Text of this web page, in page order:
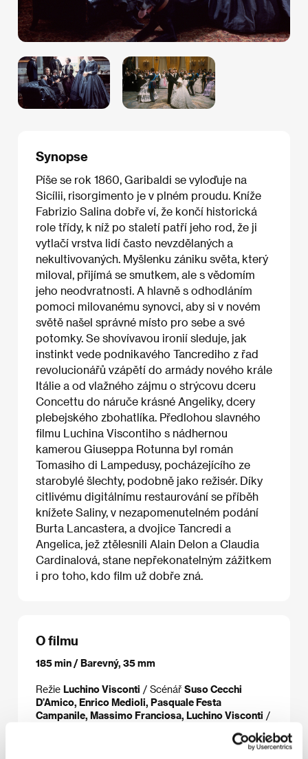
Synopse
Píše se rok 1860, Garibaldi se vyloďuje na
Sicílii, risorgimento je v plném proudu. Kníže
Fabrizio Salina dobře ví, že končí historická
role třídy, k níž po staletí patří jeho rod, že ji
vytlačí vrstva lidí často nevzdělaných a
nekultivovaných. Myšlenku zániku světa, který
miloval, přijímá se smutkem, ale s vědomím
jeho neodvratnosti. A hlavně s odhodláním
pomoci milovanému synovci, aby si v novém
světě našel správné místo pro sebe a své
potomky. Se shovívavou ironií sleduje, jak
instinkt vede podnikavého Tancrediho z řad
revolucionářů vzápětí do armády nového krále
Itálie a od vlažného zájmu o strýcovu dceru
Concettu do náruče krásné Angeliky, dcery
plebejského zbohatlíka. Předlohou slavného
filmu Luchina Viscontiho s nádhernou
kamerou Giuseppa Rotunna byl román
Tomasiho di Lampedusy, pocházejícího ze
starobylé šlechty, podobně jako režisér. Díky
citlivému digitálnímu restaurování se příběh
knížete Saliny, v nezapomenutelném podání
Burta Lancastera, a dvojice Tancredi a
Angelica, jež ztělesnili Alain Delon a Claudia
Cardinalová, stane nepřekonatelným zážitkem
i pro toho, kdo film už dobře zná.
O filmu
185 min / Barevný, 35 mm
Režie Luchino Visconti / Scénář Suso Cecchi
D’Amico, Enrico Medioli, Pasquale Festa
Campanile, Massimo Franciosa, Luchino Visconti /
Goffredo
Titanus, S. N. Pathé Cinéma, S.